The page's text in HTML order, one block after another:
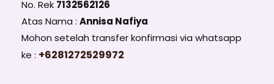
No. Rek 7132562126
Atas Nama : Annisa Nafiya
Mohon setelah transfer konfirmasi via whatsapp
ke : +6281272529972